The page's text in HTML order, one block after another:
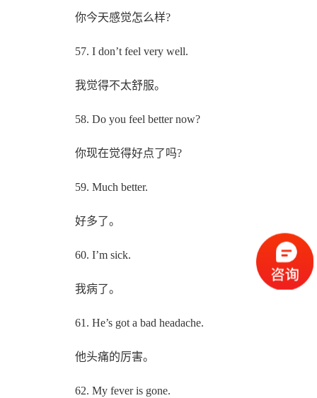
你今天感觉怎么样?
57. I don’t feel very well.
我觉得不太舒服。
58. Do you feel better now?
你现在觉得好点了吗?
59. Much better.
好多了。
60. I’m sick.
我病了。
61. He’s got a bad headache.
他头痛的厉害。
62. My fever is gone.